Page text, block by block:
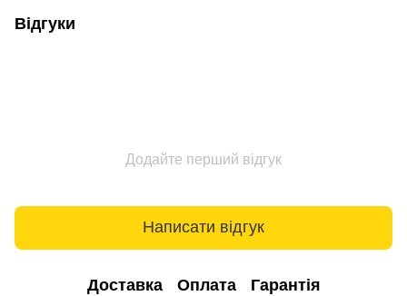
Відгуки
Додайте перший відгук
Написати відгук
Доставка Оплата Гарантія